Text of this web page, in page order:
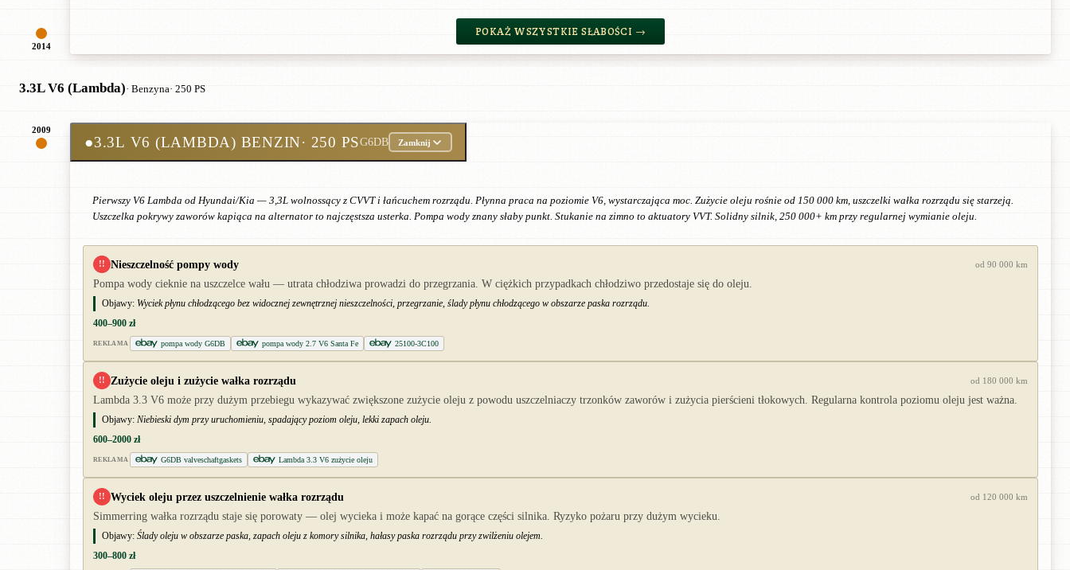
2014
POKAŻ WSZYSTKIE SŁABOŚCI →
3.3L V6 (Lambda)· Benzyna· 250 PS
2009
●3.3L V6 (LAMBDA) BENZIN· 250 PSG6DB Zamknij
Pierwszy V6 Lambda od Hyundai/Kia — 3,3L wolnossący z CVVT i łańcuchem rozrządu. Płynna praca na poziomie V6, wystarczająca moc. Zużycie oleju rośnie od 150 000 km, uszczelki wałka rozrządu się starzeją.
Uszczelka pokrywy zaworów kapiąca na alternator to najczęstsza usterka. Pompa wody znany słaby punkt. Stukanie na zimno to aktuatory VVT. Solidny silnik, 250 000+ km przy regularnej wymianie oleju.
!! Nieszczelność pompy wody od 90 000 km
Pompa wody cieknie na uszczelce wału — utrata chłodziwa prowadzi do przegrzania. W ciężkich przypadkach chłodziwo przedostaje się do oleju.
Objawy: Wyciek płynu chłodzącego bez widocznej zewnętrznej nieszczelności, przegrzanie, ślady płynu chłodzącego w obszarze paska rozrządu.
400–900 zł
REKLAMA pompa wody G6DB pompa wody 2.7 V6 Santa Fe 25100-3C100
!! Zużycie oleju i zużycie wałka rozrządu od 180 000 km
Lambda 3.3 V6 może przy dużym przebiegu wykazywać zwiększone zużycie oleju z powodu uszczelniaczy trzonków zaworów i zużycia pierścieni tłokowych. Regularna kontrola poziomu oleju jest ważna.
Objawy: Niebieski dym przy uruchomieniu, spadający poziom oleju, lekki zapach oleju.
600–2000 zł
REKLAMA G6DB valveschaftgaskets Lambda 3.3 V6 zużycie oleju
!! Wyciek oleju przez uszczelnienie wałka rozrządu od 120 000 km
Simmerring wałka rozrządu staje się porowaty — olej wycieka i może kapać na gorące części silnika. Ryzyko pożaru przy dużym wycieku.
Objawy: Ślady oleju w obszarze paska, zapach oleju z komory silnika, hałasy paska rozrządu przy zwilżeniu olejem.
300–800 zł